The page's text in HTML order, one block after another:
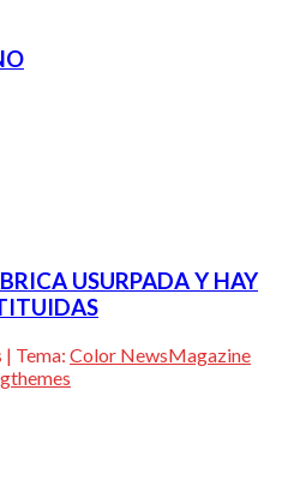
USURPADA Y HAY
| Tema: Color NewsMagazine